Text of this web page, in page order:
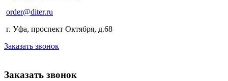
order@diter.ru
г. Уфа, проспект Октября, д.68
Заказать звонок
Заказать звонок